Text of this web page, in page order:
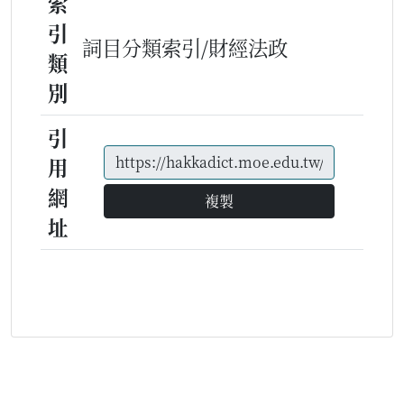
引
類
別
詞目分類索引/財經法政
引
用
網
址
複製